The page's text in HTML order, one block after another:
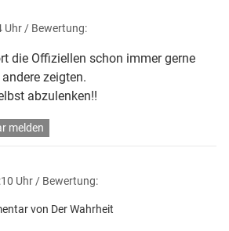
Uhr/ Bewertung:
die Offiziellen schon immer gerne
zeigten.
abzulenken!!
melden
Uhr/ Bewertung:
von Der Wahrheit